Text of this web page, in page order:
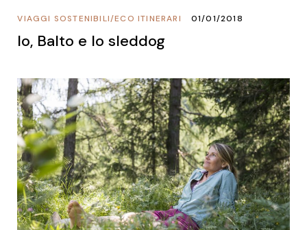
ECO ITINERARI
/
VIAGGI SOSTENIBILI 01/01/2018
Io, Balto e lo sleddog